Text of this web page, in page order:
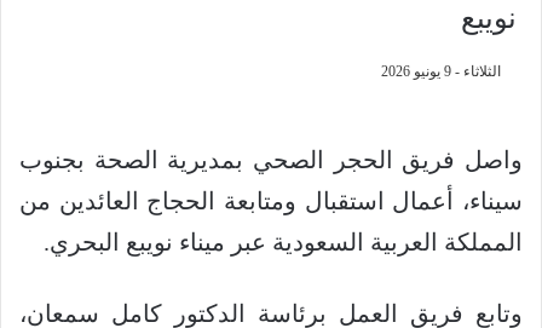
نويبع
الثلاثاء - 9 يونيو 2026
واصل فريق الحجر الصحي بمديرية الصحة بجنوب
سيناء، أعمال استقبال ومتابعة الحجاج العائدين من
المملكة العربية السعودية عبر ميناء نويبع البحري.
وتابع فريق العمل برئاسة الدكتور كامل سمعان،